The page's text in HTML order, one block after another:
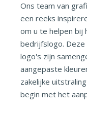
Ons team van
een reeks
om u te helpen bij
bedrijfslogo. Deze
logo's zijn
aangepaste
zakelijke
begin met het